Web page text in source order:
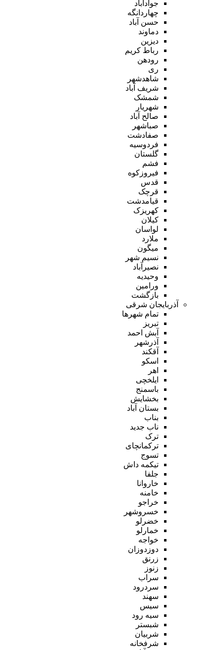
جوادآباد
چهاردانگه
حسن آباد
دماوند
دیزین
رباط کریم
رودهن
ری
شاهدشهر
شریف آباد
شمشک
شهریار
صالح آباد
صباشهر
صفادشت
فردوسیه
گلستان
فشم
فیروزکوه
قدس
قرچک
قیامدشت
کهریزک
کیلان
لواسان
ملارد
میگون
نسیم شهر
نصیرآباد
وحیدیه
ورامین
بازگشت
آذربایجان شرقی
تمام شهر‌ها
تبریز
آبش احمد
آذرشهر
آقکند
اسکو
اهر
ایلخچی
باسمنج
بخشایش
بستان آباد
بناب
ناب جدید
ترک
ترکمانچای
تسوج
تیکمه داش
جلفا
خاروانا
خامنه
خراجو
خسروشهر
خضرلو
خمارلو
خواجه
دوزدوزان
زرنق
زنوز
سراب
سردرود
سهند
سیس
سیه رود
شبستر
شربیان
شرفخانه